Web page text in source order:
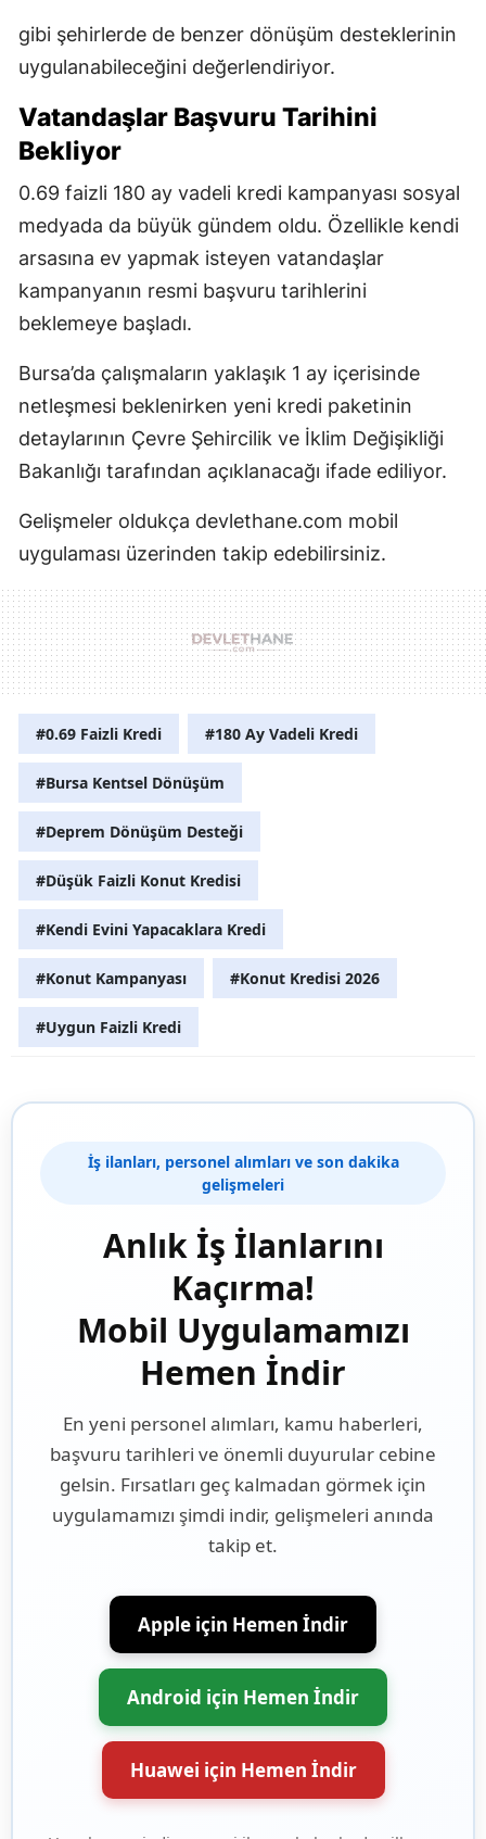
gibi şehirlerde de benzer dönüşüm desteklerinin
uygulanabileceğini değerlendiriyor.
Vatandaşlar Başvuru Tarihini
Bekliyor
0.69 faizli 180 ay vadeli kredi kampanyası sosyal
medyada da büyük gündem oldu. Özellikle kendi
arsasına ev yapmak isteyen vatandaşlar
kampanyanın resmi başvuru tarihlerini
beklemeye başladı.
Bursa’da çalışmaların yaklaşık 1 ay içerisinde
netleşmesi beklenirken yeni kredi paketinin
detaylarının Çevre Şehircilik ve İklim Değişikliği
Bakanlığı tarafından açıklanacağı ifade ediliyor.
Gelişmeler oldukça devlethane.com mobil
uygulaması üzerinden takip edebilirsiniz.
#0.69 Faizli Kredi #180 Ay Vadeli Kredi
#Bursa Kentsel Dönüşüm
#Deprem Dönüşüm Desteği
#Düşük Faizli Konut Kredisi
#Kendi Evini Yapacaklara Kredi
#Konut Kampanyası #Konut Kredisi 2026
#Uygun Faizli Kredi
İş ilanları, personel alımları ve son dakika
gelişmeleri
Anlık İş İlanlarını
Kaçırma!
Mobil Uygulamamızı
Hemen İndir
En yeni personel alımları, kamu haberleri,
başvuru tarihleri ve önemli duyurular cebine
gelsin. Fırsatları geç kalmadan görmek için
uygulamamızı şimdi indir, gelişmeleri anında
takip et.
Apple için Hemen İndir
Android için Hemen İndir
Huawei için Hemen İndir